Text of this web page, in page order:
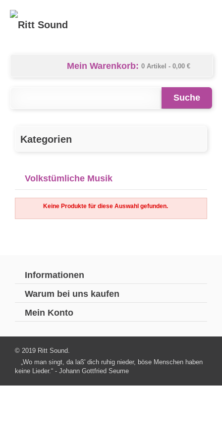
Mein Warenkorb: 0 Artikel - 0,00 €
Suche
Kategorien
Volkstümliche Musik
Keine Produkte für diese Auswahl gefunden.
Informationen
Warum bei uns kaufen
Mein Konto
© 2019 Ritt Sound.
„Wo man singt, da laß' dich ruhig nieder, böse Menschen haben
keine Lieder.“ - Johann Gottfried Seume